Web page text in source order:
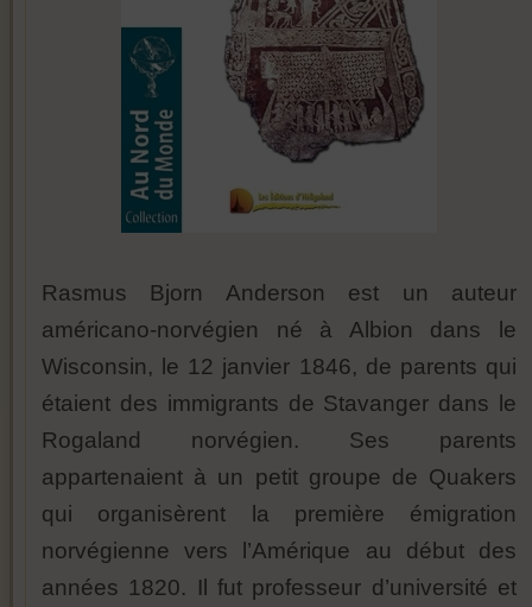
Rasmus Bjorn Anderson est un auteur
américano-norvégien né à Albion dans le
Wisconsin, le 12 janvier 1846, de parents qui
étaient des immigrants de Stavanger dans le
Rogaland norvégien. Ses parents
appartenaient à un petit groupe de Quakers
qui organisèrent la première émigration
norvégienne vers l’Amérique au début des
années 1820. Il fut professeur d’université et